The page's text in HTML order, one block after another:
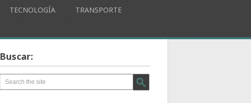
TECNOLOGÍA
TRANSPORTE
Buscar: